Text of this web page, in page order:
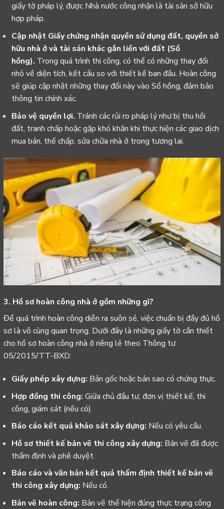
giấy tờ pháp lý, được Nhà nước công nhận là tài sản sở hữu
hợp pháp.
Cập nhật Giấy chứng nhận quyền sử dụng đất, quyền sở
hữu nhà ở và tài sản khác gắn liền với đất (Sổ
hồng). Trong quá trình thi công, có thể có những thay đổi
nhỏ về diện tích, kết cấu so với thiết kế ban đầu. Hoàn công
sẽ giúp cập nhật những thay đổi này vào Sổ hồng, đảm bảo
thông tin chính xác.
Bảo vệ quyền lợi. Tránh các rủi ro pháp lý như bị thu hồi
đất, tranh chấp hoặc gặp khó khăn khi thực hiện các giao dịch
mua bán, thế chấp, sửa chữa nhà ở trong tương lai.
3. Hồ sơ hoàn công nhà ở gồm những gì?
Để quá trình hoàn công diễn ra suôn sẻ, việc chuẩn bị đầy đủ hồ
sơ là vô cùng quan trọng. Dưới đây là những giấy tờ cần thiết
cho hồ sơ hoàn công nhà ở riêng lẻ theo Thông tư
05/2015/TT-BXD:
Giấy phép xây dựng: Bản gốc hoặc bản sao có chứng thực.
Hợp đồng thi công: Giữa chủ đầu tư, đơn vị thiết kế, thi
công, giám sát (nếu có).
Báo cáo kết quả khảo sát xây dựng: Nếu có yêu cầu.
Hồ sơ thiết kế bản vẽ thi công xây dựng: Bản vẽ đã được
thẩm định và phê duyệt.
Báo cáo và văn bản kết quả thẩm định thiết kế bản vẽ
thi công xây dựng: Nếu có.
Bản vẽ hoàn công: Bản vẽ thể hiện đúng thực trạng công